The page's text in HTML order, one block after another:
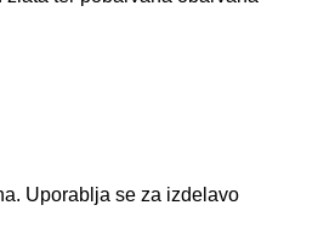
Uporablja se za izdelavo